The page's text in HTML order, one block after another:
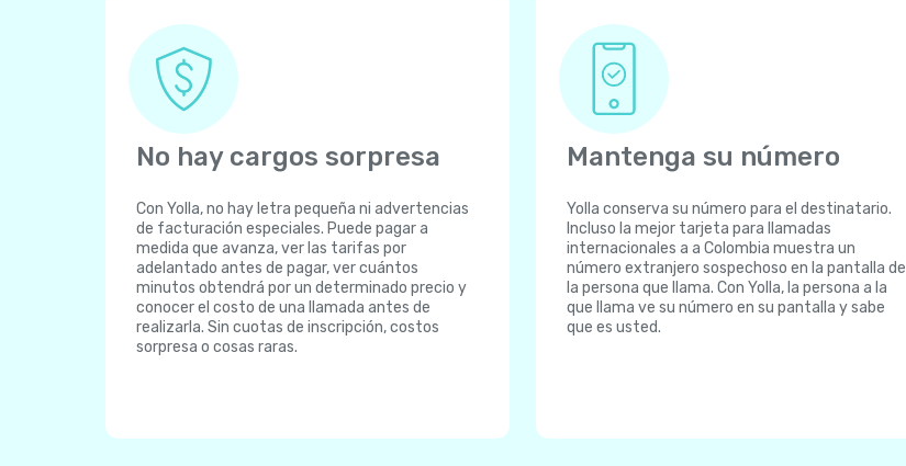
No hay cargos sorpresa
Con Yolla, no hay letra pequeña ni advertencias
de facturación especiales. Puede pagar a
medida que avanza, ver las tarifas por
adelantado antes de pagar, ver cuántos
minutos obtendrá por un determinado precio y
conocer el costo de una llamada antes de
realizarla. Sin cuotas de inscripción, costos
sorpresa o cosas raras.
Mantenga su número
Yolla conserva su número para el destinatario.
Incluso la mejor tarjeta para llamadas
internacionales a a Colombia muestra un
número extranjero sospechoso en la pantalla de
la persona que llama. Con Yolla, la persona a la
que llama ve su número en su pantalla y sabe
que es usted.